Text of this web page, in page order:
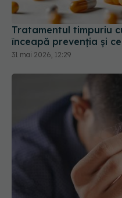
31 mai 2026, 12:29
Tratarea căderii
eficiente două